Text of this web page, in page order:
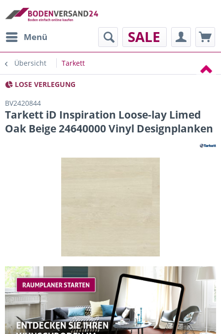
Menü SALE
Übersicht Tarkett
LOSE VERLEGUNG
BV2420844
Tarkett iD Inspiration Loose-lay Limed
Oak Beige 24640000 Vinyl Designplanken